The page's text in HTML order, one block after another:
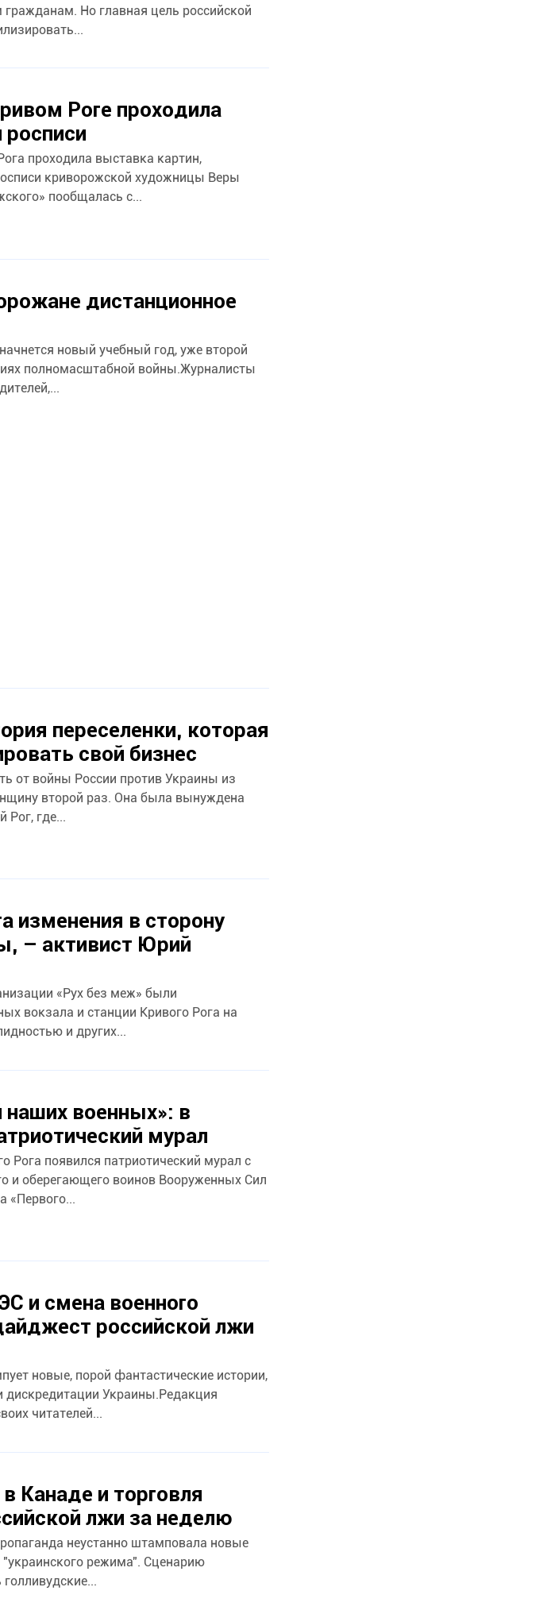
Но главная цель российской
Роге проходила
проходила выставка картин,
криворожской художницы Веры
пообщалась с...
дистанционное
новый учебный год, уже второй
полномасштабной войны.Журналисты
переселенки, которая
свой бизнес
от войны России против Украины из
второй раз. Она была вынуждена
Рог, где...
изменения в сторону
– активист Юрий
«Рух без меж» были
вокзала и станции Кривого Рога на
и других...
наших военных»: в
мурал
Рога появился патриотический мурал с
и оберегающего воинов Вооруженных Сил
«Первого...
и смена военного
российской лжи
новые, порой фантастические истории,
Украины.Редакция
читателей...
Канаде и торговля
лжи за неделю
неустанно штамповала новые
режима". Сценарию